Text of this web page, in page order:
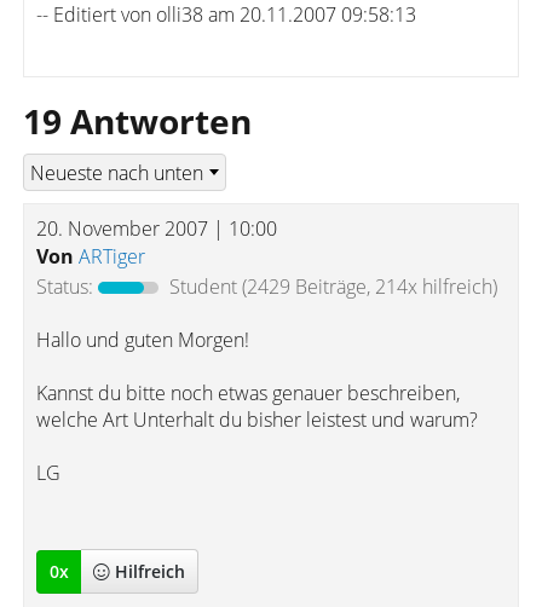
-- Editiert von olli38 am 20.11.2007 09:58:13
19 Antworten
20. November 2007 | 10:00
Von ARTiger
Status:
Student(2429 Beiträge, 214x hilfreich)
Hallo und guten Morgen!
Kannst du bitte noch etwas genauer beschreiben,
welche Art Unterhalt du bisher leistest und warum?
LG
0x Hilfreich